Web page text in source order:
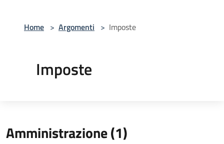
Home > Argomenti > Imposte
Imposte
Amministrazione (1)